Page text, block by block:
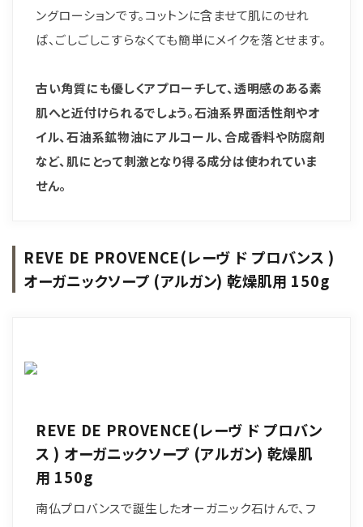
ングローションです。コットンに含ませて肌にのせれ
ば、ごしごしこすらなくても簡単にメイクを落とせます。
古い角質にも優しくアプローチして、透明感のある素
肌へと近付けられるでしょう。石油系界面活性剤やオ
イル、石油系鉱物油にアルコール、合成香料や防腐剤
など、肌にとって刺激となり得る成分は使われていま
せん。
REVE DE PROVENCE(レーヴ ド プロバンス )
オーガニックソープ (アルガン) 乾燥肌用 150g
REVE DE PROVENCE(レーヴ ド プロバン
ス ) オーガニックソープ (アルガン) 乾燥肌
用 150g
南仏プロバンスで誕生したオーガニック石けんで、フ